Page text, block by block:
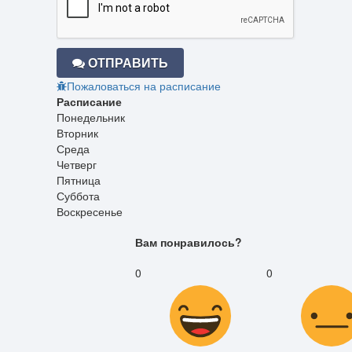
ОТПРАВИТЬ
Пожаловаться на расписание
Расписание
Понедельник
Вторник
Среда
Четверг
Пятница
Суббота
Воскресенье
Вам понравилось?
0
0